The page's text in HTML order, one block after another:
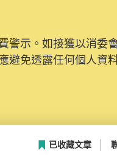
警示。如接獲以消委
避免透露任何個人資
已收藏文章